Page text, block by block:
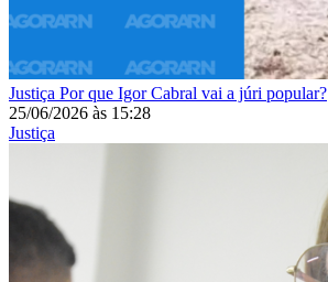
Justiça Por que Igor Cabral vai a júri popular?
25/06/2026 às 15:28
Justiça